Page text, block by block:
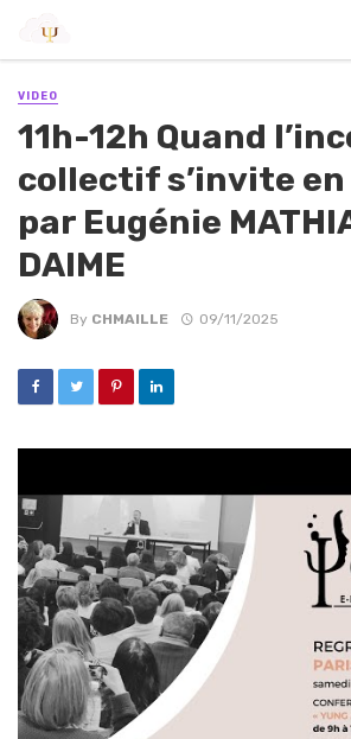
VIDEO
11h-12h Quand
collectif s’invite en
par Eugénie
DAIME
By CHMAILLE 09/11/2025